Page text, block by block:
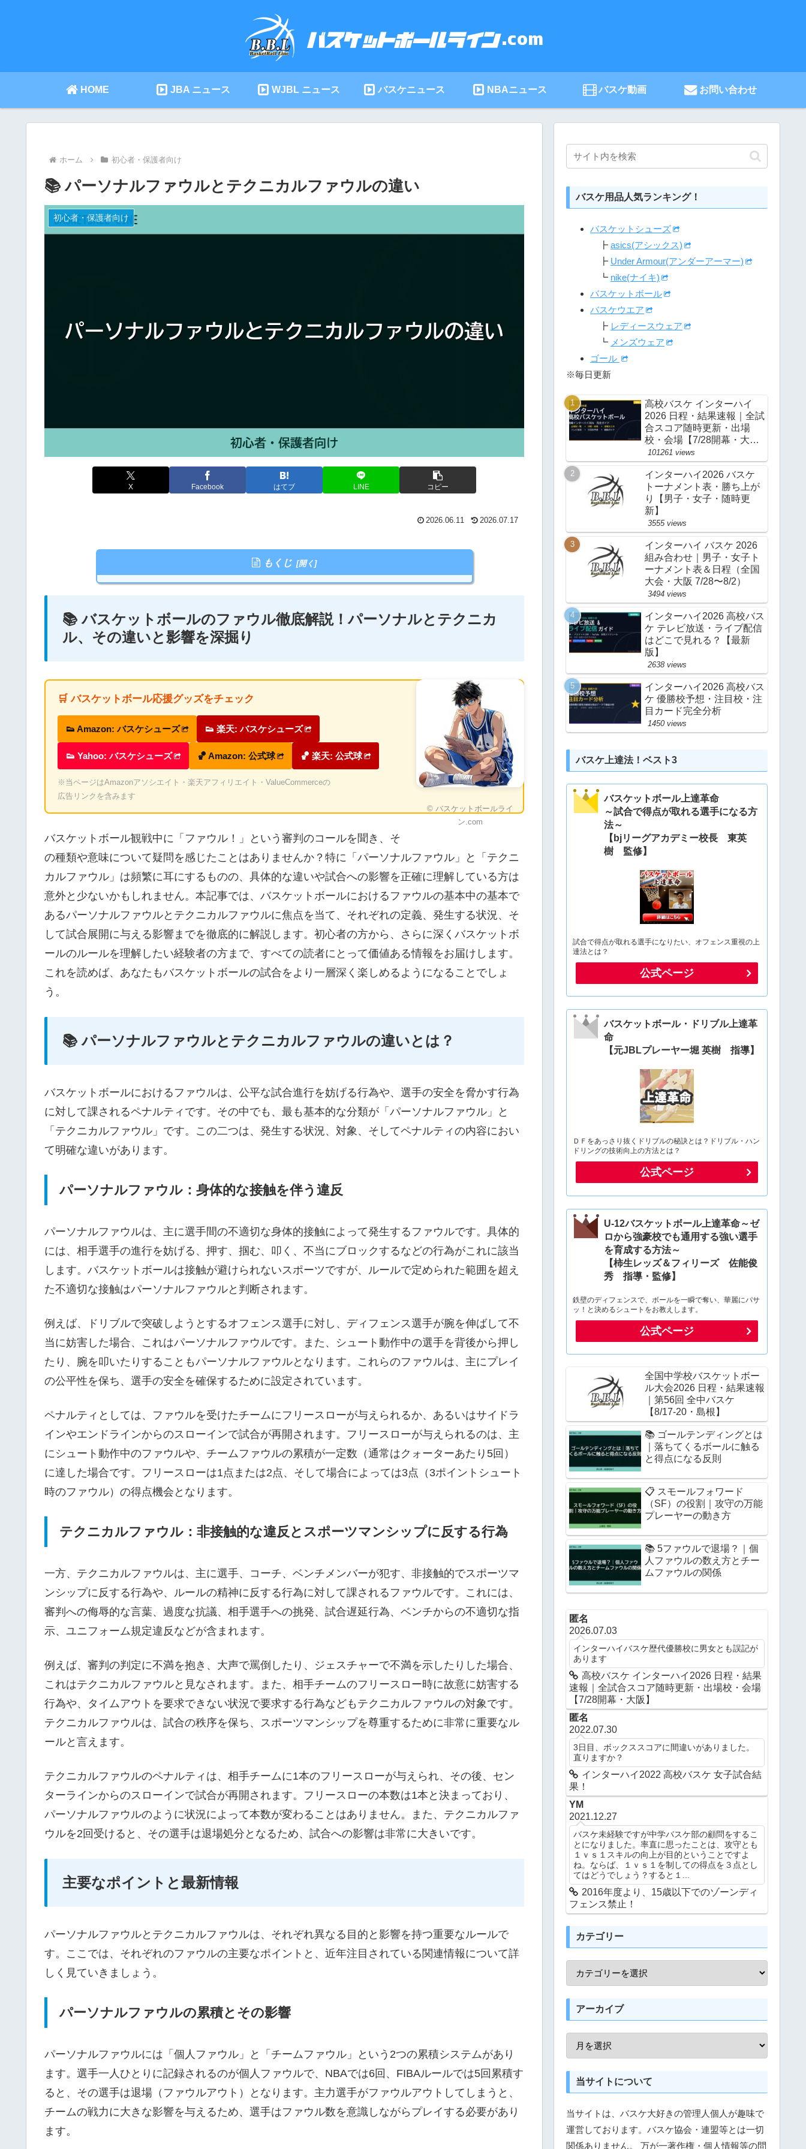
HOME JBA ニュース WJBL ニュース バスケニュース NBAニュース バスケ動画 お問い合わせ
ホーム 初心者・保護者向け
📚 パーソナルファウルとテクニカルファウルの違い
初心者・保護者向け
X Facebook はてブ LINE コピー
2026.06.11 2026.07.17
もくじ
📚 バスケットボールのファウル徹底解説！パーソナルとテクニカ
ル、その違いと影響を深掘り
© バスケットボールライ
ン.com
🛒 バスケットボール応援グッズをチェック
👟 Amazon: バスケシューズ 👟 楽天: バスケシューズ
👟 Yahoo: バスケシューズ 🏀 Amazon: 公式球 🏀 楽天: 公式球
※当ページはAmazonアソシエイト・楽天アフィリエイト・ValueCommerceの
広告リンクを含みます
バスケットボール観戦中に「ファウル！」という審判のコールを聞き、そ
の種類や意味について疑問を感じたことはありませんか？特に「パーソナルファウル」と「テクニ
カルファウル」は頻繁に耳にするものの、具体的な違いや試合への影響を正確に理解している方は
意外と少ないかもしれません。本記事では、バスケットボールにおけるファウルの基本中の基本で
あるパーソナルファウルとテクニカルファウルに焦点を当て、それぞれの定義、発生する状況、そ
して試合展開に与える影響までを徹底的に解説します。初心者の方から、さらに深くバスケットボ
ールのルールを理解したい経験者の方まで、すべての読者にとって価値ある情報をお届けします。
これを読めば、あなたもバスケットボールの試合をより一層深く楽しめるようになることでしょ
う。
📚 パーソナルファウルとテクニカルファウルの違いとは？
バスケットボールにおけるファウルは、公平な試合進行を妨げる行為や、選手の安全を脅かす行為
に対して課されるペナルティです。その中でも、最も基本的な分類が「パーソナルファウル」と
「テクニカルファウル」です。この二つは、発生する状況、対象、そしてペナルティの内容におい
て明確な違いがあります。
パーソナルファウル：身体的な接触を伴う違反
パーソナルファウルは、主に選手間の不適切な身体的接触によって発生するファウルです。具体的
には、相手選手の進行を妨げる、押す、掴む、叩く、不当にブロックするなどの行為がこれに該当
します。バスケットボールは接触が避けられないスポーツですが、ルールで定められた範囲を超え
た不適切な接触はパーソナルファウルと判断されます。
例えば、ドリブルで突破しようとするオフェンス選手に対し、ディフェンス選手が腕を伸ばして不
当に妨害した場合、これはパーソナルファウルです。また、シュート動作中の選手を背後から押し
たり、腕を叩いたりすることもパーソナルファウルとなります。これらのファウルは、主にプレイ
の公平性を保ち、選手の安全を確保するために設定されています。
ペナルティとしては、ファウルを受けたチームにフリースローが与えられるか、あるいはサイドラ
インやエンドラインからのスローインで試合が再開されます。フリースローが与えられるのは、主
にシュート動作中のファウルや、チームファウルの累積が一定数（通常はクォーターあたり5回）
に達した場合です。フリースローは1点または2点、そして場合によっては3点（3ポイントシュート
時のファウル）の得点機会となります。
テクニカルファウル：非接触的な違反とスポーツマンシップに反する行為
一方、テクニカルファウルは、主に選手、コーチ、ベンチメンバーが犯す、非接触的でスポーツマ
ンシップに反する行為や、ルールの精神に反する行為に対して課されるファウルです。これには、
審判への侮辱的な言葉、過度な抗議、相手選手への挑発、試合遅延行為、ベンチからの不適切な指
示、ユニフォーム規定違反などが含まれます。
例えば、審判の判定に不満を抱き、大声で罵倒したり、ジェスチャーで不満を示したりした場合、
これはテクニカルファウルと見なされます。また、相手チームのフリースロー時に故意に妨害する
行為や、タイムアウトを要求できない状況で要求する行為などもテクニカルファウルの対象です。
テクニカルファウルは、試合の秩序を保ち、スポーツマンシップを尊重するために非常に重要なル
ールと言えます。
テクニカルファウルのペナルティは、相手チームに1本のフリースローが与えられ、その後、セン
ターラインからのスローインで試合が再開されます。フリースローの本数は1本と決まっており、
パーソナルファウルのように状況によって本数が変わることはありません。また、テクニカルファ
ウルを2回受けると、その選手は退場処分となるため、試合への影響は非常に大きいです。
主要なポイントと最新情報
パーソナルファウルとテクニカルファウルは、それぞれ異なる目的と影響を持つ重要なルールで
す。ここでは、それぞれのファウルの主要なポイントと、近年注目されている関連情報について詳
しく見ていきましょう。
パーソナルファウルの累積とその影響
パーソナルファウルには「個人ファウル」と「チームファウル」という2つの累積システムがあり
ます。選手一人ひとりに記録されるのが個人ファウルで、NBAでは6回、FIBAルールでは5回累積す
ると、その選手は退場（ファウルアウト）となります。主力選手がファウルアウトしてしまうと、
チームの戦力に大きな影響を与えるため、選手はファウル数を意識しながらプレイする必要があり
ます。
バスケ用品人気ランキング！
バスケットシューズ
┣ asics(アシックス)
┣ Under Armour(アンダーアーマー)
┗ nike(ナイキ)
バスケットボール
バスケウエア
┣ レディースウェア
┗ メンズウェア
ゴール
※毎日更新
高校バスケ インターハイ
2026 日程・結果速報｜全試
合スコア随時更新・出場
校・会場【7/28開幕・大
阪】
101261 views
インターハイ2026 バスケ
トーナメント表・勝ち上が
り【男子・女子・随時更
新】
3555 views
インターハイ バスケ 2026
組み合わせ｜男子・女子ト
ーナメント表＆日程（全国
大会・大阪 7/28〜8/2）
3494 views
インターハイ2026 高校バス
ケ テレビ放送・ライブ配信
はどこで見れる？【最新
版】
2638 views
インターハイ2026 高校バス
ケ 優勝校予想・注目校・注
目カード完全分析
1450 views
バスケ上達法！ベスト3
バスケットボール上達革命
～試合で得点が取れる選手になる方
法～
【bjリーグアカデミー校長 東英
樹 監修】
試合で得点が取れる選手になりたい、オフェンス重視の上
達法とは？
公式ページ
バスケットボール・ドリブル上達革
命
【元JBLプレーヤー堀 英樹 指導】
ＤＦをあっさり抜くドリブルの秘訣とは？ドリブル・ハン
ドリングの技術向上の方法とは？
公式ページ
U-12バスケットボール上達革命～ゼ
ロから強豪校でも通用する強い選手
を育成する方法～
【柿生レッズ＆フィリーズ 佐能俊
秀 指導・監修】
鉄壁のディフェンスで、ボールを一瞬で奪い、華麗にパサ
ッ！と決めるシュートをお教えします。
公式ページ
全国中学校バスケットボー
ル大会2026 日程・結果速報
｜第56回 全中バスケ
【8/17-20・島根】
📚 ゴールテンディングとは
｜落ちてくるボールに触る
と得点になる反則
📋 スモールフォワード
（SF）の役割｜攻守の万能
プレーヤーの動き方
📚 5ファウルで退場？｜個
人ファウルの数え方とチー
ムファウルの関係
匿名
2026.07.03
インターハイバスケ歴代優勝校に男女とも誤記が
あります
高校バスケ インターハイ2026 日程・結果
速報｜全試合スコア随時更新・出場校・会場
【7/28開幕・大阪】
匿名
2022.07.30
3日目、ボックススコアに間違いがありました。
直りますか？
インターハイ2022 高校バスケ 女子試合結
果！
YM
2021.12.27
バスケ未経験ですが中学バスケ部の顧問をするこ
とになりました。率直に思ったことは、攻守とも
１ｖｓ１スキルの向上が目的ということですよ
ね。ならば、１ｖｓ１を制しての得点を３点とし
てはどうでしょう？すると１...
2016年度より、15歳以下でのゾーンディ
フェンス禁止！
カテゴリー
アーカイブ
当サイトについて
当サイトは、バスケ大好きの管理人個人が趣味で
運営しております。バスケ協会・連盟等とは一切
関係ありません。 万が一著作権・個人情報等の問